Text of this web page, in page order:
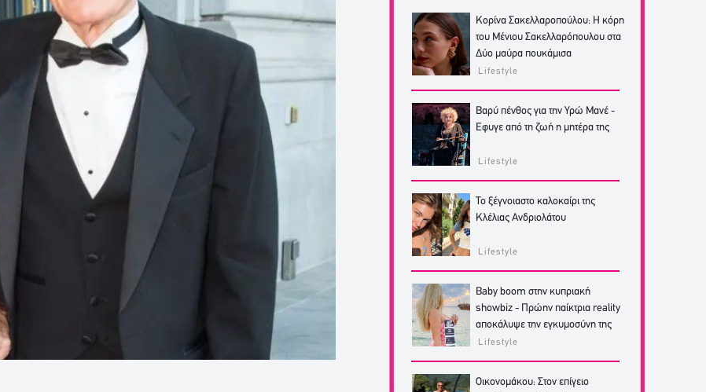
Κορίνα Σακελλαροπούλου: Η κόρη
του Μένιου Σακελλαρόπουλου στα
Δύο μαύρα πουκάμισα
Lifestyle
Βαρύ πένθος για την Υρώ Μανέ -
Έφυγε από τη ζωή η μητέρα της
Lifestyle
Το ξέγνοιαστο καλοκαίρι της
Κλέλιας Ανδριολάτου
Lifestyle
Baby boom στην κυπριακή
showbiz - Πρώην παίκτρια reality
αποκάλυψε την εγκυμοσύνη της
Lifestyle
Οικονομάκου: Στον επίγειο